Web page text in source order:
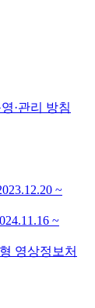
·관리 방침
~
~
영상정보처